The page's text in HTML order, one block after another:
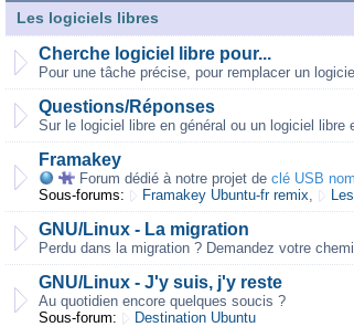
Les logiciels libres
Cherche logiciel libre pour...
Pour une tâche précise, pour remplacer un
Questions/Réponses
Sur le logiciel libre en général ou un logiciel libre
Framakey
Forum dédié à notre projet de clé USB
Sous-forums:
Framakey Ubuntu-fr remix,
GNU/Linux - La migration
Perdu dans la migration ? Demandez votre
GNU/Linux - J'y suis, j'y reste
Au quotidien encore quelques soucis ?
Sous-forum:
Destination Ubuntu